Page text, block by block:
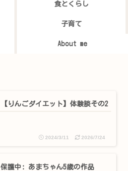
食とくらし
子育て
About me
【りんごダイエット】体験談その2
2024/3/11 2026/7/24
保護中: あまちゃん5歳の作品